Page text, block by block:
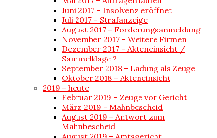
Juni 2017 – Insolvenz eröffnet
Juli 2017 – Strafanzeige
August 2017 – Forderungsanmeldung
November 2017 – Weitere Firmen
Dezember 2017 – Akteneinsicht /
Sammelklage ?
September 2018 – Ladung als Zeuge
Oktober 2018 – Akteneinsicht
2019 – heute
Februar 2019 – Zeuge vor Gericht
März 2019 – Mahnbescheid
August 2019 – Antwort zum
Mahnbescheid
August 2019 – Amtsgericht